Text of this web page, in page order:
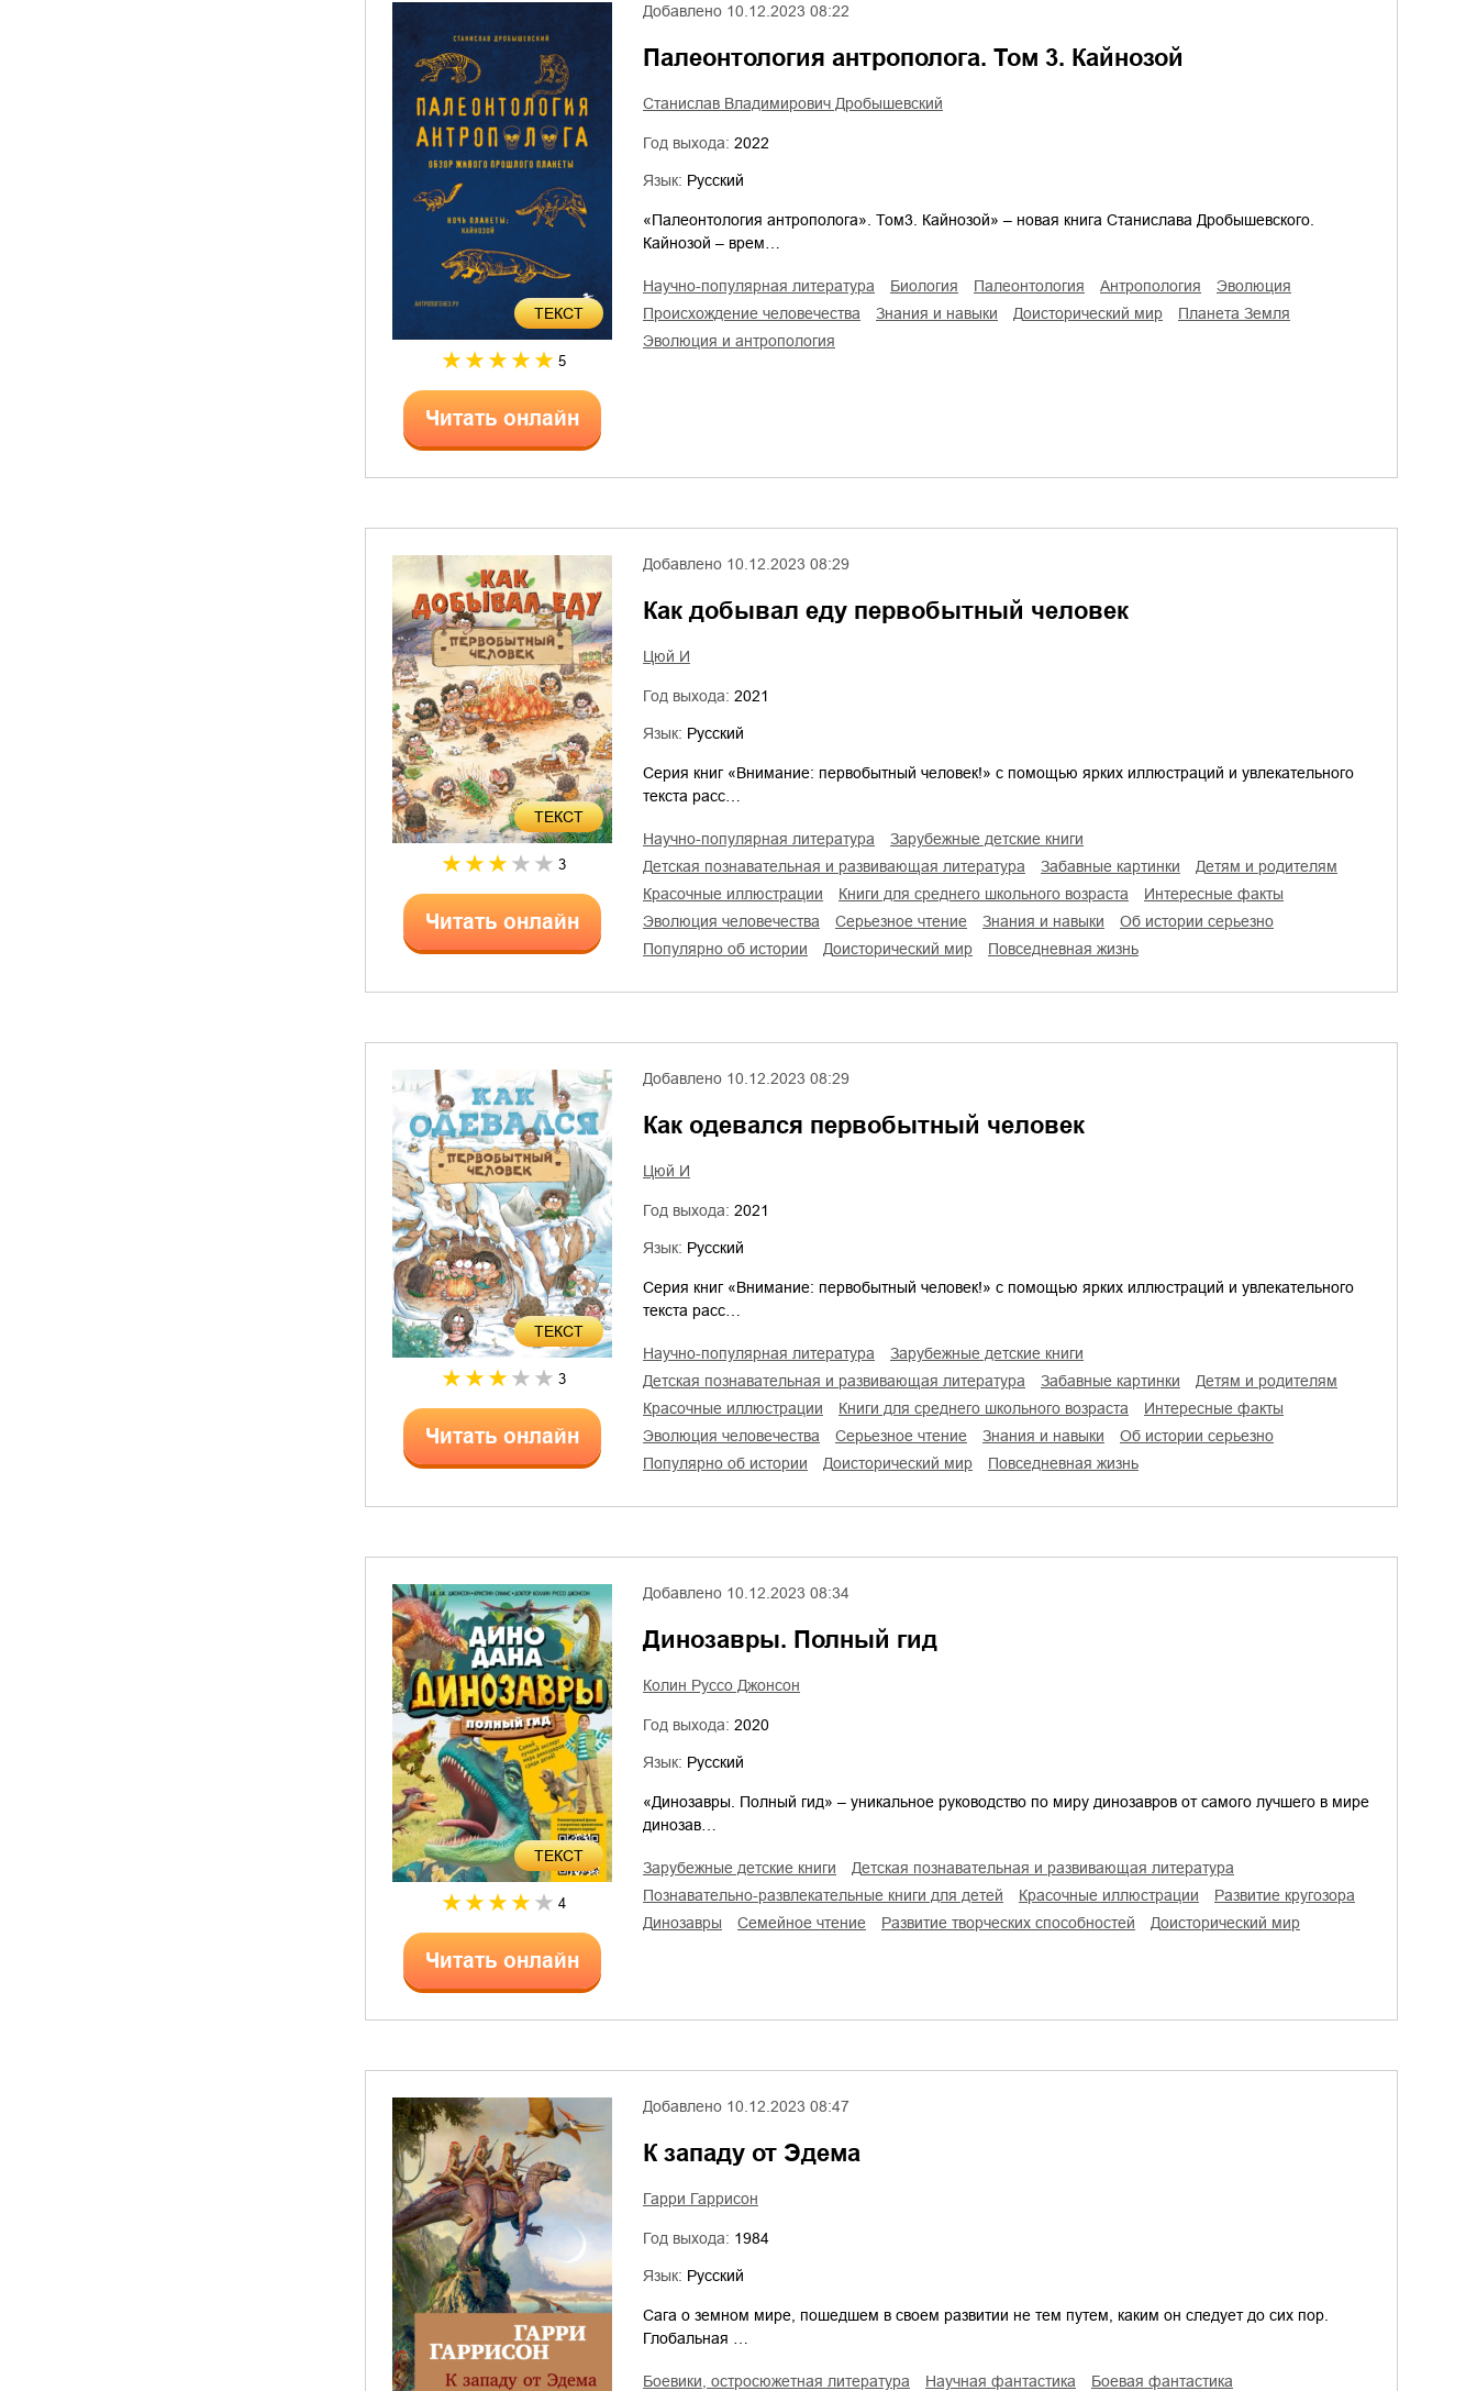
ТЕКСТ
5
Читать онлайн
Добавлено 10.12.2023 08:22
Палеонтология антрополога. Том 3. Кайнозой
Станислав Владимирович Дробышевский
Год выхода: 2022
Язык: Русский
«Палеонтология антрополога». Том3. Кайнозой» – новая книга Станислава Дробышевского.
Кайнозой – врем…
научно-популярная литература биология палеонтология антропология
эволюция
происхождение человечества
знания и навыки доисторический мир
планета Земля
эволюция и антропология
ТЕКСТ
3
Читать онлайн
Добавлено 10.12.2023 08:29
Как добывал еду первобытный человек
Цюй И
Год выхода: 2021
Язык: Русский
Серия книг «Внимание: первобытный человек!» с помощью ярких иллюстраций и увлекательного
текста расс…
научно-популярная литература
зарубежные детские книги
детская познавательная и развивающая литература
забавные картинки
детям и родителям
красочные иллюстрации
книги для среднего школьного возраста
интересные факты
эволюция человечества
серьезное чтение знания и навыки
об истории серьезно
популярно об истории
доисторический мир повседневная жизнь
ТЕКСТ
3
Читать онлайн
Добавлено 10.12.2023 08:29
Как одевался первобытный человек
Цюй И
Год выхода: 2021
Язык: Русский
Серия книг «Внимание: первобытный человек!» с помощью ярких иллюстраций и увлекательного
текста расс…
научно-популярная литература
зарубежные детские книги
детская познавательная и развивающая литература
забавные картинки
детям и родителям
красочные иллюстрации
книги для среднего школьного возраста
интересные факты
эволюция человечества
серьезное чтение знания и навыки
об истории серьезно
популярно об истории
доисторический мир повседневная жизнь
ТЕКСТ
4
Читать онлайн
Добавлено 10.12.2023 08:34
Динозавры. Полный гид
Колин Руссо Джонсон
Год выхода: 2020
Язык: Русский
«Динозавры. Полный гид» – уникальное руководство по миру динозавров от самого лучшего в мире
динозав…
зарубежные детские книги
детская познавательная и развивающая литература
познавательно-развлекательные книги для детей
красочные иллюстрации
развитие кругозора
динозавры
семейное чтение развитие творческих способностей доисторический мир
Добавлено 10.12.2023 08:47
К западу от Эдема
Гарри Гаррисон
Год выхода: 1984
Язык: Русский
Сага о земном мире, пошедшем в своем развитии не тем путем, каким он следует до сих пор.
Глобальная …
боевики, остросюжетная литература научная фантастика боевая фантастика